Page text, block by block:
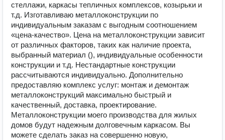
стеллажи, каркасы тепличных комплексов, козырьки и
т.д. Изготавливаю металлоконструкции по
индивидуальным заказам с выгодным соотношением
«цена-качество». Цена на металлоконструкции зависит
от различных факторов, таких как наличие проекта,
выбранный материал (), индивидуальные особенности
конструкции и т.д. Нестандартные конструкции
рассчитываются индивидуально. Дополнительно
предоставляю комплекс услуг: монтаж и демонтаж
металлоконструкций максимально быстрый и
качественный, доставка, проектирование.
Металлоконструкции моего производства для жилых
домов будут надежным долговечным каркасом. Вы
можете сделать заказ на совершенно новую,